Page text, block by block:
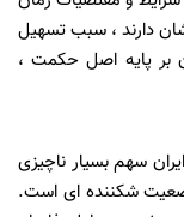
دارند ، سبب تسهیل
بر پایه اصل حکمت ،
ایران سهم بسیار ناچیزی
شکننده ای است.